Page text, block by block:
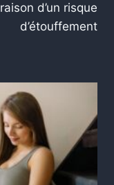
raison d’un risque
d’étouffement